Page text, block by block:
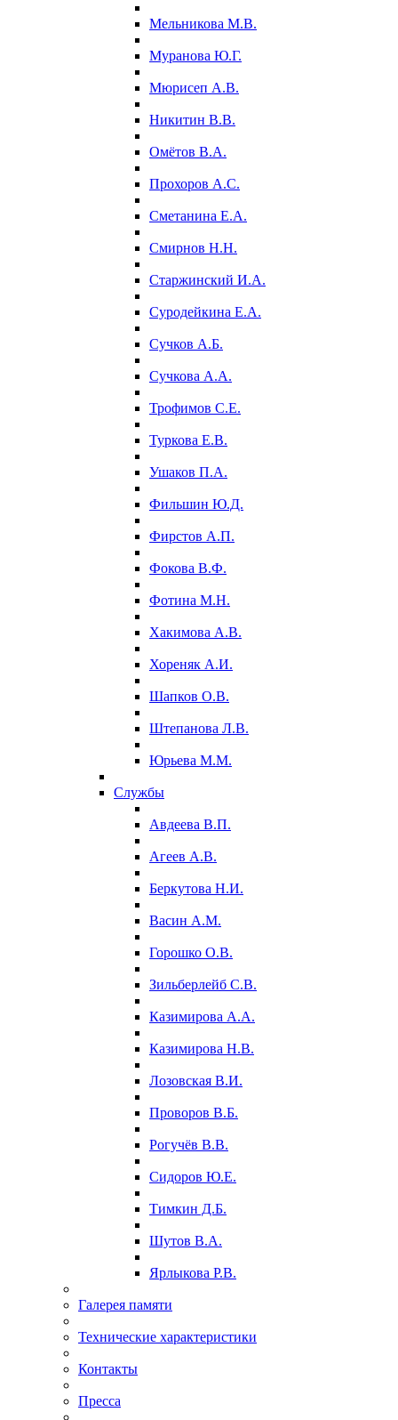
Мельникова М.В.
Муранова Ю.Г.
Мюрисеп А.В.
Никитин В.В.
Омётов В.А.
Прохоров А.С.
Сметанина Е.А.
Смирнов Н.Н.
Старжинский И.А.
Суродейкина Е.А.
Сучков А.Б.
Сучкова А.А.
Трофимов С.Е.
Туркова Е.В.
Ушаков П.А.
Фильшин Ю.Д.
Фирстов А.П.
Фокова В.Ф.
Фотина М.Н.
Хакимова А.В.
Хореняк А.И.
Шапков О.В.
Штепанова Л.В.
Юрьева М.М.
Службы
Авдеева В.П.
Агеев А.В.
Беркутова Н.И.
Васин А.М.
Горошко О.В.
Зильберлейб С.В.
Казимирова А.А.
Казимирова Н.В.
Лозовская В.И.
Проворов В.Б.
Рогучёв В.В.
Сидоров Ю.Е.
Тимкин Д.Б.
Шутов В.А.
Ярлыкова Р.В.
Галерея памяти
Технические характеристики
Контакты
Пресса